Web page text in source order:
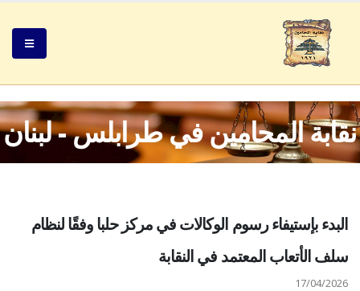
نقابة المحامين في طرابلس - لبنان
البدء بإستيفاء رسوم الوكالات في مركز حلبا وفقًا لنظام
سلف الأتعاب المعتمد في النقابة
17/04/2026